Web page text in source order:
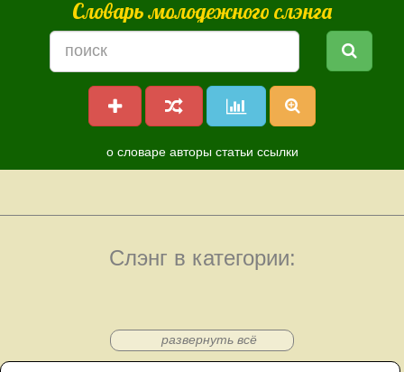
Словарь молодежного слэнга
о словаре авторы статьи ссылки
Слэнг в категории:
развернуть всё